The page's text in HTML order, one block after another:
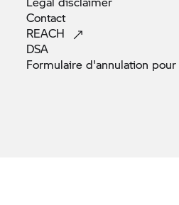
Contact
REACH
DSA
Formulaire d'annulation